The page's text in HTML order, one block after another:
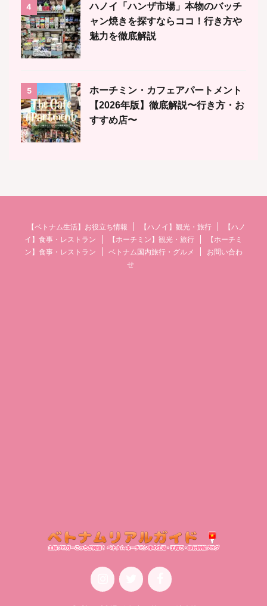
4
ハノイ「ハンザ市場」本物のバッチ
ャン焼きを探すならココ！行き方や
魅力を徹底解説
5
ホーチミン・カフェアパートメント
【2026年版】徹底解説〜行き方・お
すすめ店〜
【ベトナム生活】お役立ち情報 【ハノイ】観光・旅行
【ハノ
イ】食事・レストラン
【ホーチミン】観光・旅行
【ホーチミ
ン】食事・レストラン
ベトナム国内旅行・グルメ
お問い合わ
せ